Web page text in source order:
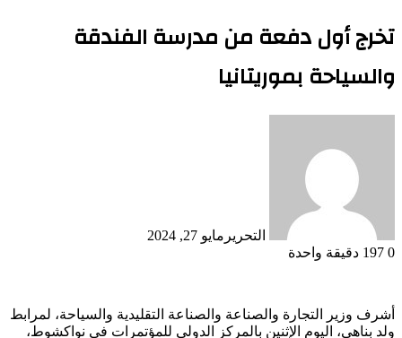
تخرج أول دفعة من مدرسة الفندقة
والسياحة بموريتانيا
التحرير مايو 27, 2024
0
دقيقة واحدة
أشرف وزير التجارة والصناعة والصناعة التقليدية والسياحة، لمرابط
ولد بناهي، اليوم الإثنين بالمركز الدولي للمؤتمرات في نواكشوط،